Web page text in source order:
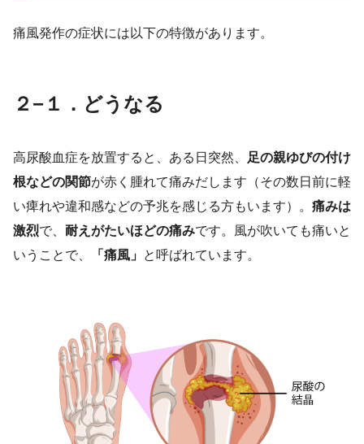
痛風発作の症状には以下の特徴があります。
２−１．どうなる
高尿酸血症を放置すると、ある日突然、
足の親ゆびの付け
根などの関節が赤く腫れて痛みだします（その数日前に軽
い痺れや違和感などの予兆を感じる方もいます）。 痛みは
激烈で、 耐えがたいほどの痛みです。風が吹いても痛いと
いうことで、
「痛風」 と呼ばれています。